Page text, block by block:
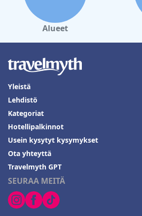
Alueet
SEURAA MEITÄ
Yleistä
Lehdistö
Kategoriat
Hotellipalkinnot
Usein kysytyt kysymykset
Ota yhteyttä
Travelmyth GPT